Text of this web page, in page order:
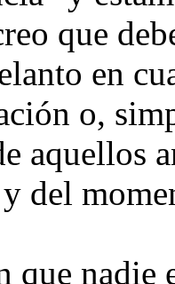
que
en
o,
aquellos
del
que nadie